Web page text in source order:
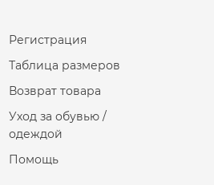
Регистрация
Таблица размеров
Возврат товара
Уход за обувью /
одеждой
Помощь